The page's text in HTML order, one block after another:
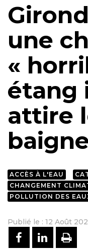
une
«
étang
attire
ACCÈS À L'EAU
CHANGEMENT
POLLUTION DES
Publié le : 12 Août